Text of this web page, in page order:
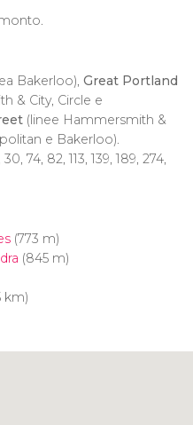
Bakerloo), Great Portland
& City, Circle e
(linee Hammersmith &
e Bakerloo).
74, 82, 113, 139, 189, 274,
(773 m)
(845 m)
km)